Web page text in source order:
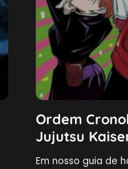
Ordem
Jujutsu
Em nosso guia de